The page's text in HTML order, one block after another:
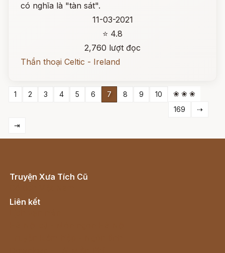
có nghĩa là "tàn sát".
11-03-2021
⭐ 4.8
2,760 lượt đọc
Thần thoại Celtic - Ireland
1 2 3 4 5 6 7 8 9 10
❀ ❀ ❀
169
⇢
⇥
Truyện Xưa Tích Cũ
Liên kết